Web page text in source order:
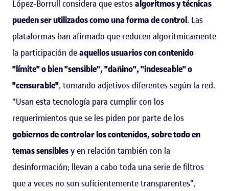
López-Borrull considera que estosalgoritmos y técnicas
pueden ser utilizados como una forma de control. Las
plataformas han afirmado que reducen algorítmicamente
la participación deaquellos usuarios con contenido
"límite" o bien "sensible", "dañino", "indeseable" o
"censurable", tomando adjetivos diferentes según la red.
"Usan esta tecnología para cumplir con los
requerimientos que se les piden por parte de los
gobiernos de controlar los contenidos, sobre todo en
temas sensiblesy en relación también con la
desinformación; llevan a cabo toda una serie de filtros
que a veces no son suficientemente transparentes",